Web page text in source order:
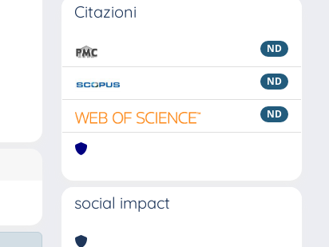
Citazioni
ND
ND
ND
social impact